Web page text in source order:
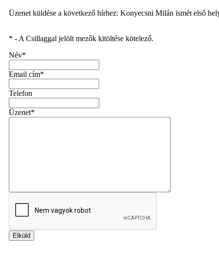
Üzenet küldése a következő hírhez: Konyecsni Milán ismét első
* - A Csillaggal jelölt mezők kitöltése kötelező.
Név*
Email cím*
Telefon
Üzenet*